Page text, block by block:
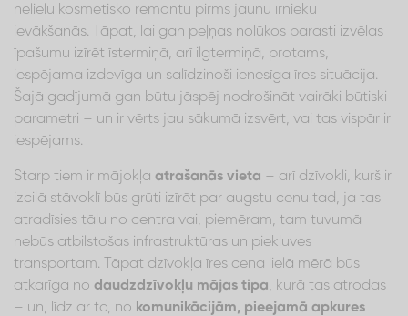
nelielu kosmētisko remontu pirms jaunu īrnieku
ievākšanās. Tāpat, lai gan peļņas nolūkos parasti izvēlas
īpašumu izīrēt īstermiņā, arī ilgtermiņā, protams,
iespējama izdevīga un salīdzinoši ienesīga īres situācija.
Šajā gadījumā gan būtu jāspēj nodrošināt vairāki būtiski
parametri – un ir vērts jau sākumā izsvērt, vai tas vispār ir
iespējams.
Starp tiem ir mājokļa atrašanās vieta – arī dzīvokli, kurš ir
izcilā stāvoklī būs grūti izīrēt par augstu cenu tad, ja tas
atradīsies tālu no centra vai, piemēram, tam tuvumā
nebūs atbilstošas infrastruktūras un piekļuves
transportam. Tāpat dzīvokļa īres cena lielā mērā būs
atkarīga no daudzdzīvokļu mājas tipa, kurā tas atrodas
– un, līdz ar to, no komunikācijām, pieejamā apkures